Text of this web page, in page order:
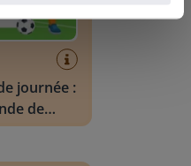
journée :
de